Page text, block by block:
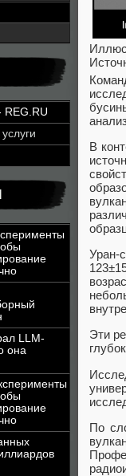
REG.RU
LLM-
она
В
Уран-
Эти
По